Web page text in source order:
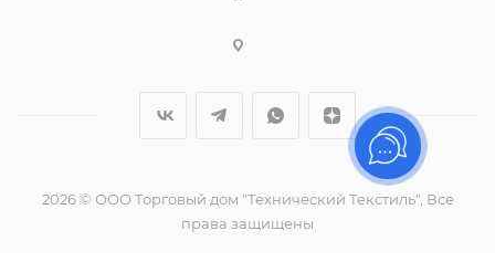
2026 © ООО Торговый дом "Технический Текстиль", Все
права защищены